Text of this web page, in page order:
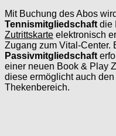
Mit Buchung des Abos
Tennismitgliedschaftdie
Zutrittskarte elektronisch
Zugang zum Vital-Center.
Passivmitgliedschaft
einer neuen Book & Play
diese ermöglicht auch
Thekenbereich.